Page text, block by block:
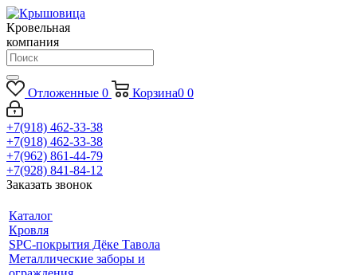
Кровельная
компания
Отложенные 0 Корзина0 0
+7(918) 462-33-38
+7(918) 462-33-38
+7(962) 861-44-79
+7(928) 841-84-12
Заказать звонок
Каталог
Кровля
SPC-покрытия Дёке Тавола
Металлические заборы и